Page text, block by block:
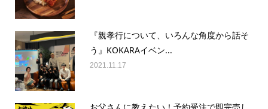
『親孝行について、いろんな角度から話そ
う』KOKARAイベン...
2021.11.17